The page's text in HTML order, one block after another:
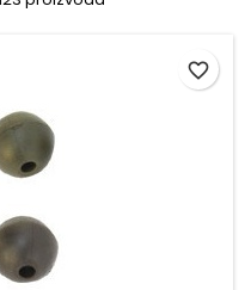
favorite_border